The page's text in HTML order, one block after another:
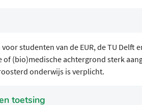
studenten van de EUR, de TU Delft
of (bio)medische achtergrond sterk
onderwijs is verplicht.
toetsing